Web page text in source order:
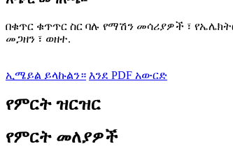
በቁጥር ቁጥጥር ስር ባሉ የማሽን መሳሪያዎች ፣
መጋዘን ፣ ወዘተ.
ኢሜይል ይላኩልን። እንደ PDF አውርድ
የምርት ዝርዝር
የምርት መለያዎች